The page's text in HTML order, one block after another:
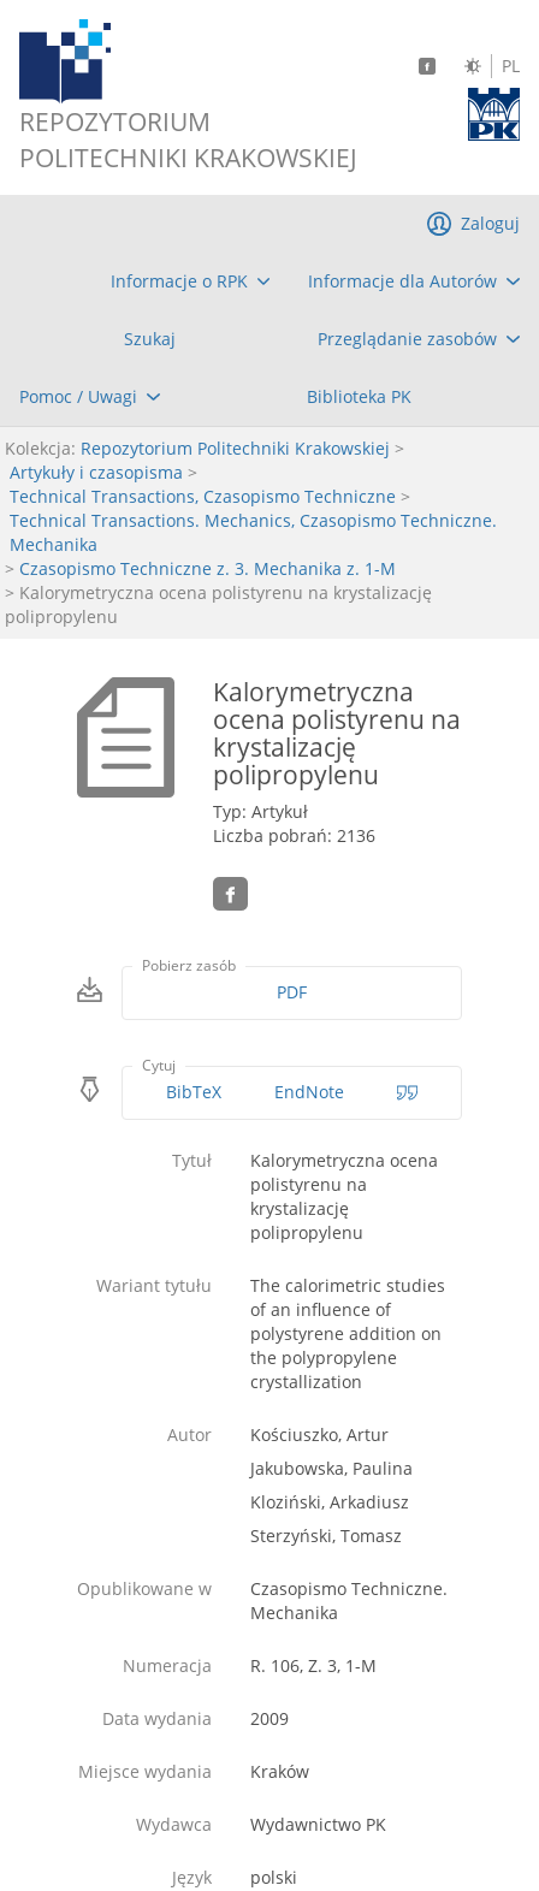
REPOZYTORIUM
POLITECHNIKI KRAKOWSKIEJ
PL
Informacje o RPK Informacje dla Autorów
Szukaj Przeglądanie zasobów
Pomoc / Uwagi Biblioteka PK
Zaloguj
Kolekcja: Repozytorium Politechniki Krakowskiej >
Artykuły i czasopisma >
Technical Transactions, Czasopismo Techniczne >
Technical Transactions. Mechanics, Czasopismo Techniczne.
Mechanika
> Czasopismo Techniczne z. 3. Mechanika z. 1-M
> Kalorymetryczna ocena polistyrenu na krystalizację
polipropylenu
Kalorymetryczna
ocena polistyrenu na
krystalizację
polipropylenu
Typ: Artykuł
Liczba pobrań: 2136
Pobierz zasób
PDF
Cytuj
BibTeX EndNote
Tytuł
Kalorymetryczna ocena
polistyrenu na
krystalizację
polipropylenu
Wariant tytułu
The calorimetric studies
of an influence of
polystyrene addition on
the polypropylene
crystallization
Autor
Kościuszko, Artur
Jakubowska, Paulina
Kloziński, Arkadiusz
Sterzyński, Tomasz
Opublikowane w
Czasopismo Techniczne.
Mechanika
Numeracja R. 106, Z. 3, 1-M
Data wydania 2009
Miejsce wydania Kraków
Wydawca Wydawnictwo PK
Język polski